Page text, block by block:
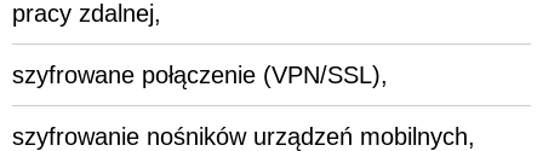
pracy zdalnej,
szyfrowane połączenie (VPN/SSL),
szyfrowanie nośników urządzeń mobilnych,